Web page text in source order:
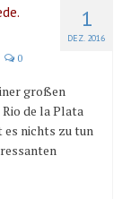
1
DEZ. 2016
0
großen
de la Plata
es nichts zu tun